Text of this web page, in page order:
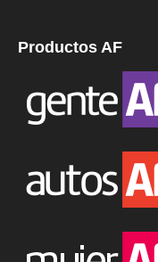
Productos AF